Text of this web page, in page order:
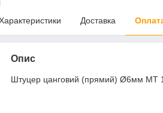
Доставка
Опис
Штуцер цанговий (прямий) Ø6мм МТ